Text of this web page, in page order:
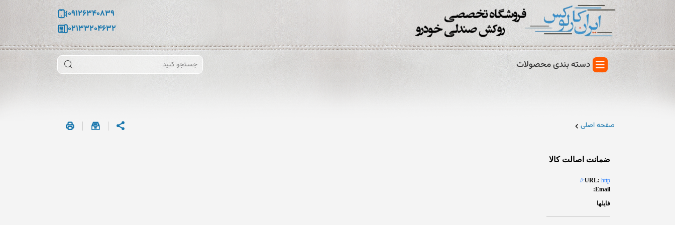
09126340839
02133204632
دسته بندی محصولات
صفحه اصلی
ضمانت اصالت کالا
URL: http://
Email:
فايلها